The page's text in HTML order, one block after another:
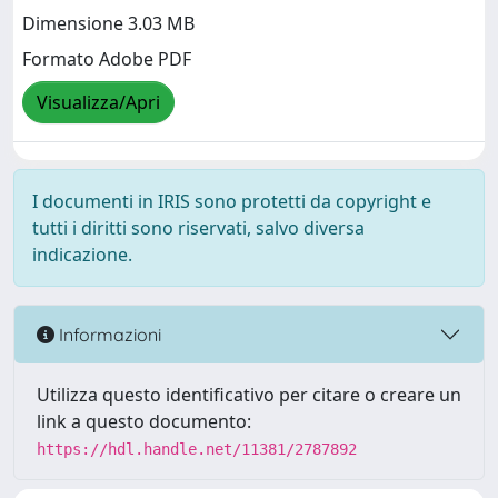
Dimensione 3.03 MB
Formato Adobe PDF
Visualizza/Apri
I documenti in IRIS sono protetti da copyright e
tutti i diritti sono riservati, salvo diversa
indicazione.
Informazioni
Utilizza questo identificativo per citare o creare un
link a questo documento:
https://hdl.handle.net/11381/2787892